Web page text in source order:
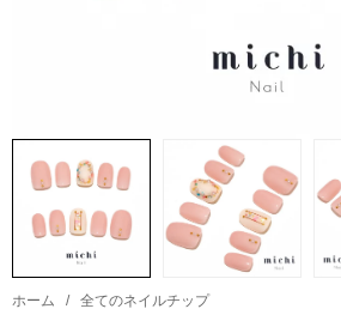
ホーム / 全てのネイルチップ